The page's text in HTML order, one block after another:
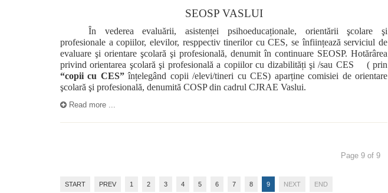
SEOSP VASLUI
Ȋn vederea evaluării, asistenței psihoeducaționale, orientării şcolare şi
profesionale a copiilor, elevilor, resppectiv tinerilor cu CES, se înființează serviciul de
evaluare şi orientare şcolară şi profesională, denumit în continuare SEOSP. Hotărârea
privind orientarea şcolară şi profesională a copiilor cu dizabilități şi /sau CES ( prin
“copii cu CES”înțelegând copii /elevi/tineri cu CES) aparține comisiei de orientare
şcolară şi profesională, denumită COSP din cadrul CJRAE Vaslui.
Read more ...
Page 9 of 9
START PREV 1 2 3 4 5 6 7 8 9 NEXT END